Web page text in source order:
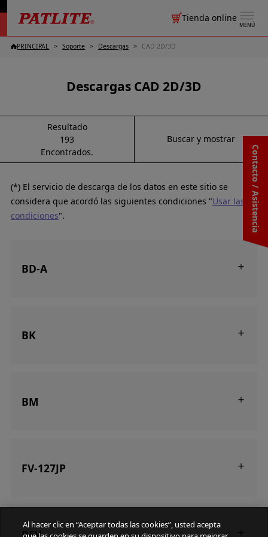
MENÚ
Tienda online
Contacto / Asistencia
PRINCIPAL Soporte Descargas CAD 2D/3D
Descargas CAD 2D/3D
Resultado
193
Encontrados.
Buscar y mostrar
(*) El servicio de descarga de los datos en este sitio se
considera que acordó las siguientes condiciones "Usar las
condiciones".
BD-A
BK
BM
FV-127JP
Al hacer clic en “Aceptar todas las cookies”, usted acepta